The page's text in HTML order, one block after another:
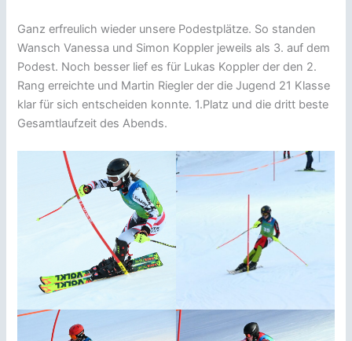
Ganz erfreulich wieder unsere Podestplätze. So standen
Wansch Vanessa und Simon Koppler jeweils als 3. auf dem
Podest. Noch besser lief es für Lukas Koppler der den 2.
Rang erreichte und Martin Riegler der die Jugend 21 Klasse
klar für sich entscheiden konnte. 1.Platz und die dritt beste
Gesamtlaufzeit des Abends.